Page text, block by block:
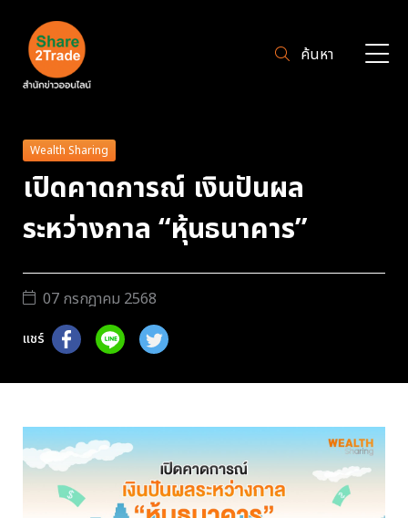
ค้นหา
Wealth Sharing
เปิดคาดการณ์ เงินปันผล
ระหว่างกาล “หุ้นธนาคาร”
07 กรกฎาคม 2568
แชร์